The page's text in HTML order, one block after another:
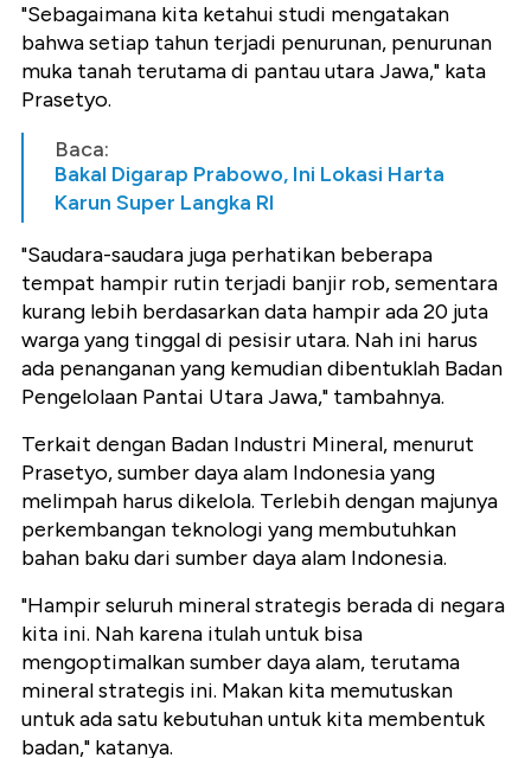
"Sebagaimana kita ketahui studi mengatakan
bahwa setiap tahun terjadi penurunan, penurunan
muka tanah terutama di pantau utara Jawa," kata
Prasetyo.
Baca:
Bakal Digarap Prabowo, Ini Lokasi Harta
Karun Super Langka RI
"Saudara-saudara juga perhatikan beberapa
tempat hampir rutin terjadi banjir rob, sementara
kurang lebih berdasarkan data hampir ada 20 juta
warga yang tinggal di pesisir utara. Nah ini harus
ada penanganan yang kemudian dibentuklah Badan
Pengelolaan Pantai Utara Jawa," tambahnya.
Terkait dengan Badan Industri Mineral, menurut
Prasetyo, sumber daya alam Indonesia yang
melimpah harus dikelola. Terlebih dengan majunya
perkembangan teknologi yang membutuhkan
bahan baku dari sumber daya alam Indonesia.
"Hampir seluruh mineral strategis berada di negara
kita ini. Nah karena itulah untuk bisa
mengoptimalkan sumber daya alam, terutama
mineral strategis ini. Makan kita memutuskan
untuk ada satu kebutuhan untuk kita membentuk
badan," katanya.